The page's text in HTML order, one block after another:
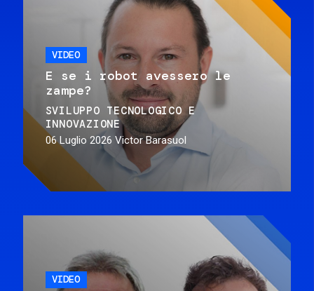
VIDEO
E se i robot avessero le
zampe?
SVILUPPO TECNOLOGICO E
INNOVAZIONE
06 Luglio 2026 Victor Barasuol
VIDEO